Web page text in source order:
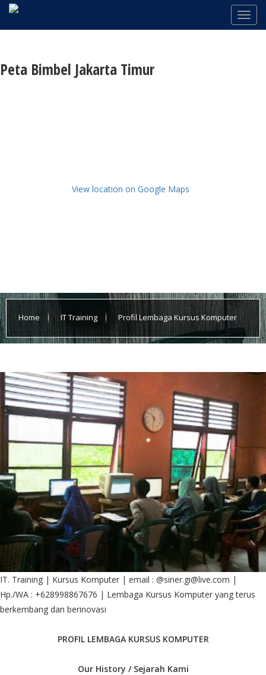
Peta Bimbel Jakarta Timur
View location on Google Maps
Home IT Training Profil Lembaga Kursus Komputer
IT. Training | Kursus Komputer | email : @siner.gi@live.com |
Hp./WA : +628998867676 | Lembaga Kursus Komputer yang terus
berkembang dan berinovasi
PROFIL LEMBAGA KURSUS KOMPUTER
Our History / Sejarah Kami